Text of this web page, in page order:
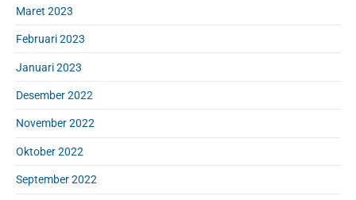
Maret 2023
Februari 2023
Januari 2023
Desember 2022
November 2022
Oktober 2022
September 2022